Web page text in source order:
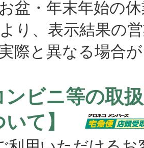
盆・年末年始の
り、表示結果の
と異なる場合が
ンビニ等の取
いて】